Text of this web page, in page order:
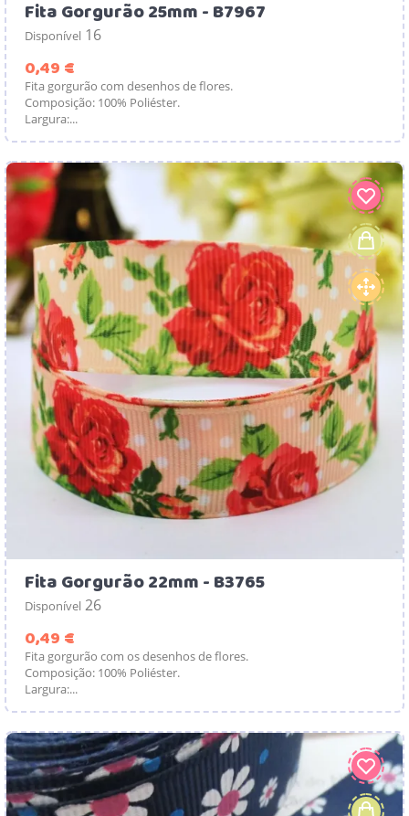
Fita Gorgurão 25mm - B7967
Disponível 16
0,49 €
Fita gorgurão com desenhos de flores.
Composição: 100% Poliéster.
Largura:...
Fita Gorgurão 22mm - B3765
Disponível 26
0,49 €
Fita gorgurão com os desenhos de flores.
Composição: 100% Poliéster.
Largura:...